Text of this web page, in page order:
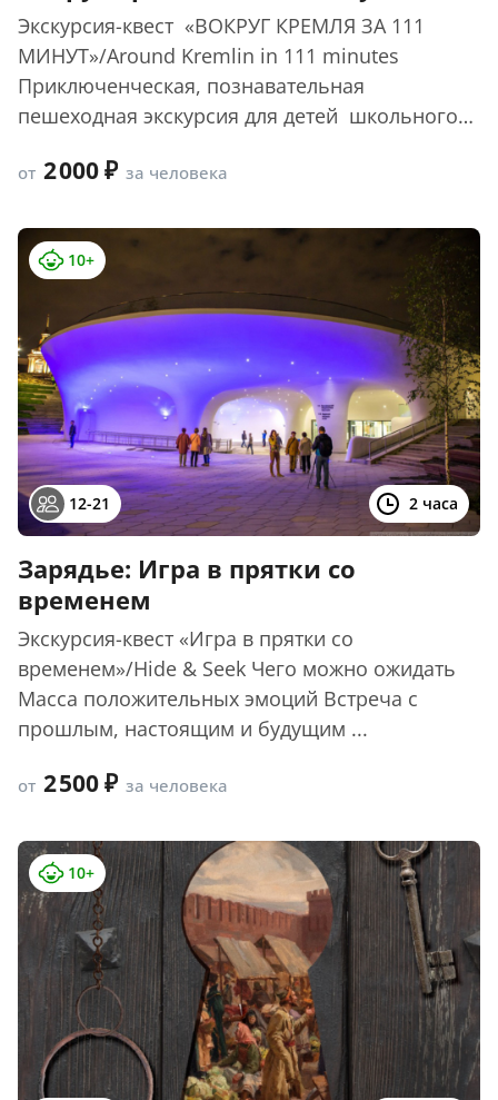
Экскурсия-квест «ВОКРУГ КРЕМЛЯ ЗА 111
МИНУТ»/Around Kremlin in 111 minutes
Приключенческая, познавательная
пешеходная экскурсия для детей школьного
от 2 000 за человека
10+
12-21 2 часа
Зарядье: Игра в прятки со
временем
Экскурсия-квест «Игра в прятки со
временем»/Hide & Seek Чего можно ожидать
Масса положительных эмоций Встреча с
прошлым, настоящим и будущим ...
от 2 500 за человека
10+